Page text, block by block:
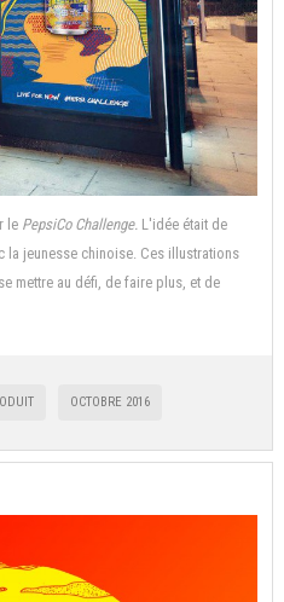
le PepsiCo Challenge. L'idée était de
la jeunesse chinoise. Ces illustrations
mettre au défi, de faire plus, et de
OCTOBRE 2016